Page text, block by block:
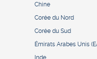
Chine
Corée du Nord
Corée du Sud
Émirats Arabes Unis
Inde